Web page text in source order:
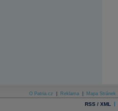
O Patria.cz Reklama Mapa Stránek
RSS / XML |